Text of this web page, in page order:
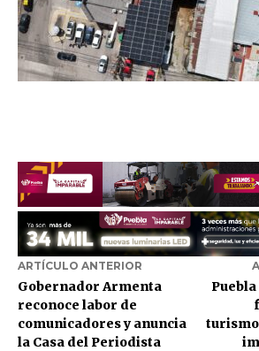
ARTÍCULO ANTERIOR
Gobernador Armenta
reconoce labor de
comunicadores y anuncia
la Casa del Periodista